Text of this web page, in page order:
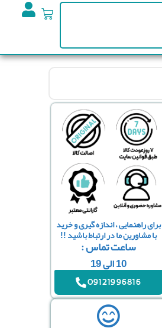
برای راهنمایی ، اندازه گیری و خرید
با مشاورین ما در ارتباط باشید !!
ساعت تماس :
10 الی 19
09121996816